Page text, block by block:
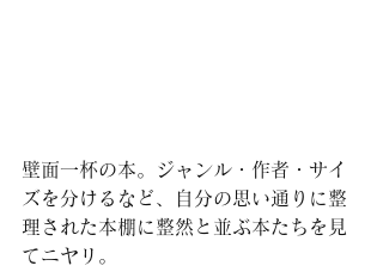
壁面一杯の本。ジャンル・作者・サイ
ズを分けるなど、自分の思い通りに整
理された本棚に整然と並ぶ本たちを見
てニヤリ。